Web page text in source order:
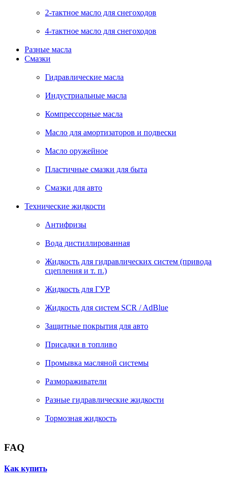
2-тактное масло для снегоходов
4-тактное масло для снегоходов
Разные масла
Смазки
Гидравлические масла
Индустриальные масла
Компрессорные масла
Масло для амортизаторов и подвески
Масло оружейное
Пластичные смазки для быта
Смазки для авто
Технические жидкости
Антифризы
Вода дистиллированная
Жидкость для гидравлических систем (привода
сцепления и т. п.)
Жидкость для ГУР
Жидкость для систем SCR / AdBlue
Защитные покрытия для авто
Присадки в топливо
Промывка масляной системы
Размораживатели
Разные гидравлические жидкости
Тормозная жидкость
FAQ
Как купить